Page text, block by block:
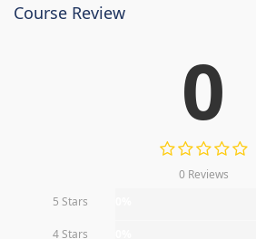
Course Review
0
0 Reviews
5 Stars
4 Stars